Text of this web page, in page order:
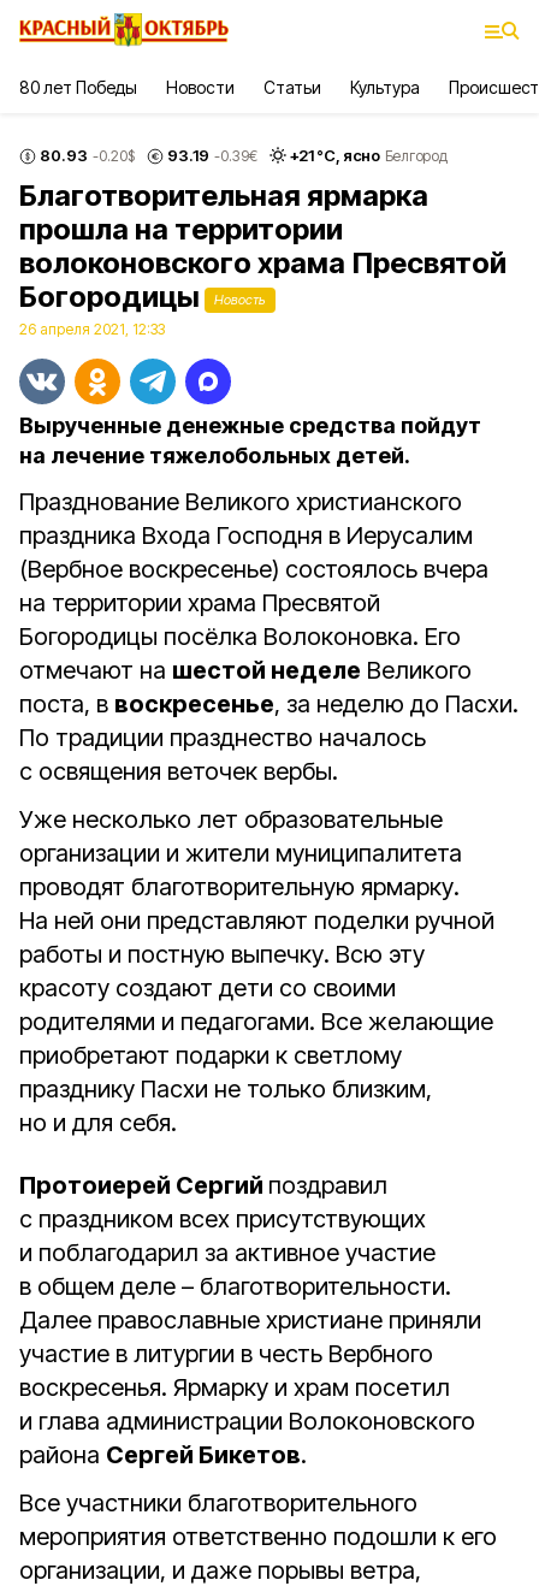
80 лет Победы Новости Статьи Культура
80.93 -0.20$ 93.19 -0.39€ +21°С, ясно Белгород
Благотворительная ярмарка
прошла на территории
волоконовского храма Пресвятой
Богородицы
Новость
26 апреля 2021, 12:33
Вырученные денежные средства пойдут
на лечение тяжелобольных детей.
Празднование Великого христианского
праздника Входа Господня в Иерусалим
(Вербное воскресенье) состоялось вчера
на территории храма Пресвятой
Богородицы посёлка Волоконовка. Его
отмечают на шестой неделе Великого
поста, в воскресенье, за неделю до Пасхи.
По традиции празднество началось
с освящения веточек вербы.
Уже несколько лет образовательные
организации и жители муниципалитета
проводят благотворительную ярмарку.
На ней они представляют поделки ручной
работы и постную выпечку. Всю эту
красоту создают дети со своими
родителями и педагогами. Все желающие
приобретают подарки к светлому
празднику Пасхи не только близким,
но и для себя.
Протоиерей Сергий поздравил
с праздником всех присутствующих
и поблагодарил за активное участие
в общем деле – благотворительности.
Далее православные христиане приняли
участие в литургии в честь Вербного
воскресенья. Ярмарку и храм посетил
и глава администрации Волоконовского
района Сергей Бикетов.
Все участники благотворительного
мероприятия ответственно подошли к его
организации, и даже порывы ветра,